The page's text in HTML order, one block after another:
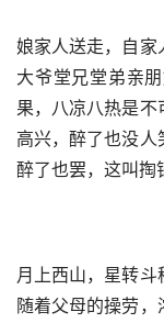
娘家人送走，自家
大爷堂兄堂弟亲
果，八凉八热是不
高兴，醉了也没人
醉了也罢，这叫掏
月上西山，星转
随着父母的操劳